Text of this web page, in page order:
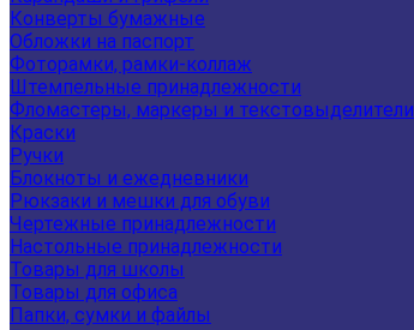
Конверты бумажные
Обложки на паспорт
Фоторамки, рамки-коллаж
Штемпельные принадлежности
Фломастеры, маркеры и текстовыделители
Краски
Ручки
Блокноты и ежедневники
Рюкзаки и мешки для обуви
Чертежные принадлежности
Настольные принадлежности
Товары для школы
Товары для офиса
Папки, сумки и файлы